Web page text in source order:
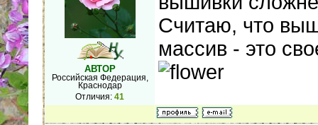
АВТОР
Российская Федерация,
Краснодар
Отличия: 41
Считаю, что
массив - это